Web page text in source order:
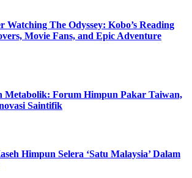
Watching The Odyssey: Kobo’s Reading
Movie Fans, and Epic Adventure
Metabolik: Forum Himpun Pakar Taiwan,
Saintifik
Himpun Selera ‘Satu Malaysia’ Dalam